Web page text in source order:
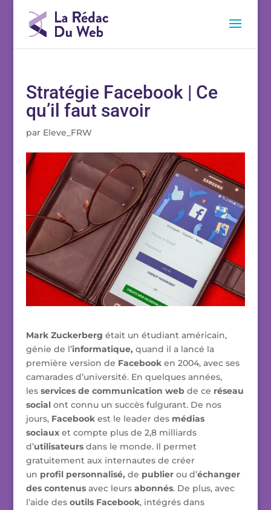
Stratégie Facebook | Ce
qu’il faut savoir
par Eleve_FRW
Mark Zuckerberg était un étudiant américain,
génie de l’informatique, quand il a lancé la
première version de Facebooken 2004, avec ses
camarades d’université. En quelques années,
lesservices de communication webde ce réseau
socialont connu un succès fulgurant. De nos
jours, Facebookest le leader des médias
sociaux et compte plus de 2,8 milliards
d’utilisateursdans le monde. Il permet
gratuitement aux internautes de créer
un profil personnalisé, de publierou d’échanger
des contenusavec leurs abonnés. De plus, avec
l’aide des outils Facebook, intégrés dans